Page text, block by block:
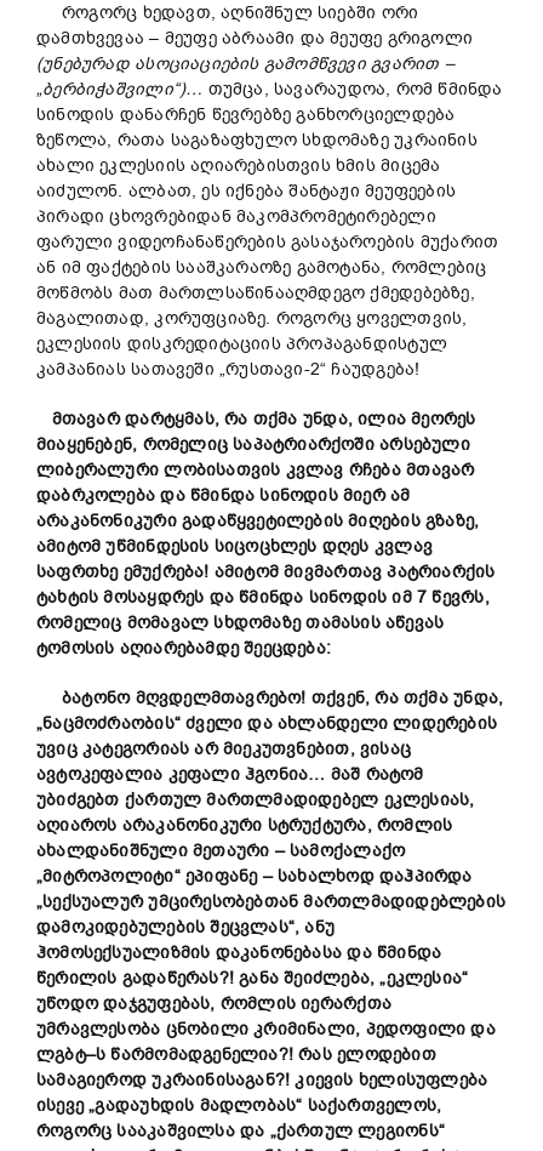
როგორც ხედავთ, აღნიშნულ სიებში ორი
დამთხვევაა – მეუფე აბრაამი და მეუფე გრიგოლი
(უნებურად ასოციაციების გამომწვევი გვარით –
„ბერბიჭაშვილი“)… თუმცა, სავარაუდოა, რომ წმინდა
სინოდის დანარჩენ წევრებზე განხორციელდება
ზეწოლა, რათა საგაზაფხულო სხდომაზე უკრაინის
ახალი ეკლესიის აღიარებისთვის ხმის მიცემა
აიძულონ. ალბათ, ეს იქნება შანტაჟი მეუფეების
პირადი ცხოვრებიდან მაკომპრომეტირებელი
ფარული ვიდეოჩანაწერების გასაჯაროების მუქარით
ან იმ ფაქტების სააშკარაოზე გამოტანა, რომლებიც
მოწმობს მათ მართლსაწინააღმდეგო ქმედებებზე,
მაგალითად, კორუფციაზე. როგორც ყოველთვის,
ეკლესიის დისკრედიტაციის პროპაგანდისტულ
კამპანიას სათავეში „რუსთავი-2“ ჩაუდგება!
მთავარ დარტყმას, რა თქმა უნდა, ილია მეორეს
მიაყენებენ, რომელიც საპატრიარქოში არსებული
ლიბერალური ლობისათვის კვლავ რჩება მთავარ
დაბრკოლება და წმინდა სინოდის მიერ ამ
არაკანონიკური გადაწყვეტილების მიღების გზაზე,
ამიტომ უწმინდესის სიცოცხლეს დღეს კვლავ
საფრთხე ემუქრება! ამიტომ მივმართავ პატრიარქის
ტახტის მოსაყდრეს და წმინდა სინოდის იმ7 წევრს,
რომელიც მომავალ სხდომაზე თამასის აწევას
ტომოსის აღიარებამდე შეეცდება:
ბატონო მღვდელმთავრებო! თქვენ,რა თქმა უნდა,
„ნაცმოძრაობის“ძველი და ახლანდელი ლიდერების
უვიც კატეგორიას არ მიეკუთვნებით, ვისაც
ავტოკეფალია კეფალი ჰგონია… მაშ რატომ
უბიძგებთ ქართულ მართლმადიდებელ ეკლესიას,
აღიაროს არაკანონიკური სტრუქტურა, რომლის
ახალდანიშნული მეთაური –სამოქალაქო
„მიტროპოლიტი“ ეპიფანე–სახალხოდ დაჰპირდა
„სექსუალურ უმცირესობებთან მართლმადიდებლების
დამოკიდებულების შეცვლას“,ანუ
ჰომოსექსუალიზმის დაკანონებასა და წმინდა
წერილის გადაწერას?! განაშეიძლება, „ეკლესია“
უწოდო დაჯგუფებას, რომლის იერარქთა
უმრავლესობა ცნობილი კრიმინალი, პედოფილი და
ლგბტ–ს წარმომადგენელია?! რას ელოდებით
სამაგიეროდ უკრაინისაგან?! კიევის ხელისუფლება
ისევე „გადაუხდის მადლობას“ საქართველოს,
როგორც სააკაშვილსა და „ქართულ ლეგიონს“